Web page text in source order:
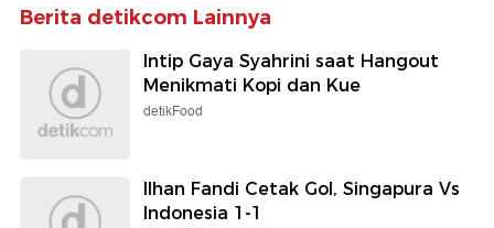
Berita detikcom Lainnya
Intip Gaya Syahrini saat Hangout
Menikmati Kopi dan Kue
detikFood
Ilhan Fandi Cetak Gol, Singapura Vs
Indonesia 1-1